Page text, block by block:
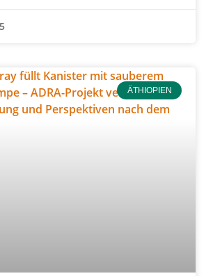
ÄTHIOPIEN